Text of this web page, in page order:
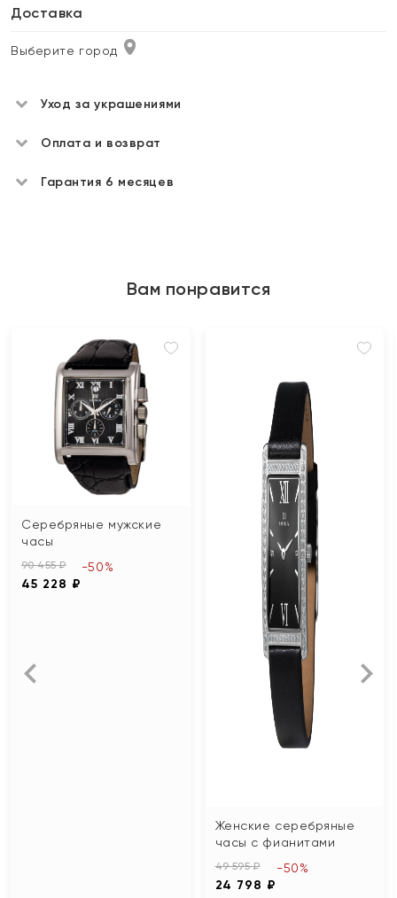
Доставка
Выберите город
Уход за украшениями
Оплата и возврат
Гарантия 6 месяцев
Вам понравится
Серебряные мужские
часы
90 455 ₽
45 228 ₽
-50%
Женские серебряные
часы с фианитами
49 595 ₽
24 798 ₽
-50%